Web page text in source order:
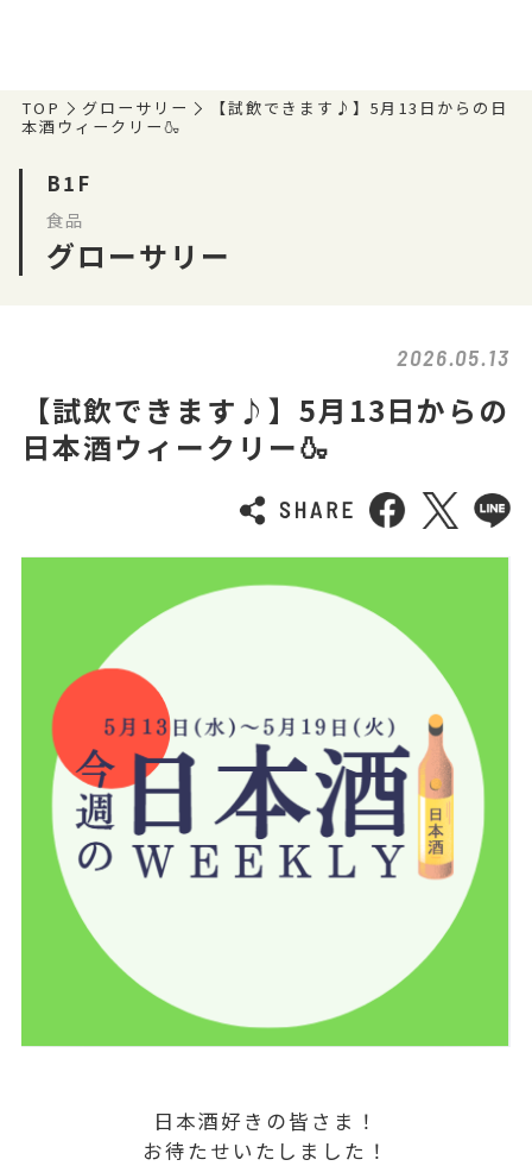
TOP グローサリー
【試飲できます♪】5月13日からの日
本酒ウィークリー🍶
B1F
食品
グローサリー
2026.05.13
【試飲できます♪】5月13日からの
日本酒ウィークリー🍶
日本酒好きの皆さま！
お待たせいたしました！